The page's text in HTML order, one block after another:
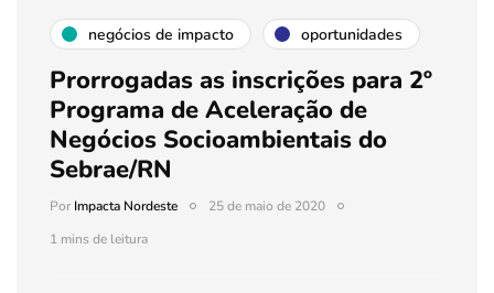
negócios de impacto oportunidades
Prorrogadas as inscrições para 2º
Programa de Aceleração de
Negócios Socioambientais do
Sebrae/RN
PorImpacta Nordeste
25 de maio de 2020
1 mins de leitura